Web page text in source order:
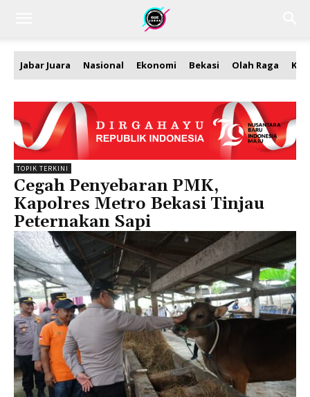
Jabar Juara Nasional Ekonomi Bekasi Olah Raga
TOPIK TERKINI
Cegah Penyebaran PMK,
Kapolres Metro Bekasi Tinjau
Peternakan Sapi